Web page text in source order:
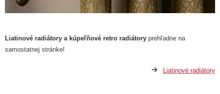
Liatinové radiátory a kúpeľňové retro radiátory prehľadne na
samostatnej stránke!
Liatinové radiátory